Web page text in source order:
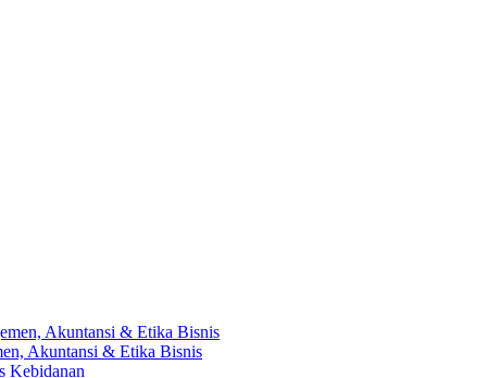
Akuntansi & Etika Bisnis